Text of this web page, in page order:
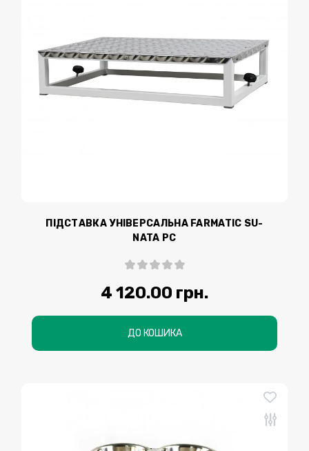
ПІДСТАВКА УНІВЕРСАЛЬНА FARMATIC SU-
NATA PC
4 120.00 грн.
ДО КОШИКА